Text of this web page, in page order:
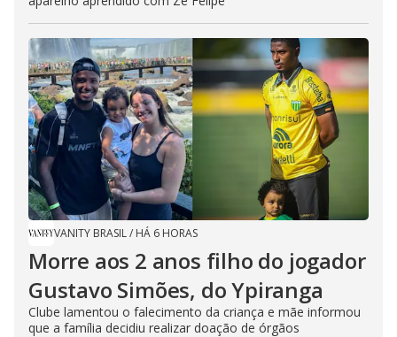
VANITY BRASIL/ HÁ 6 HORAS
Morre aos 2 anos filho do jogador
Gustavo Simões, do Ypiranga
Clube lamentou o falecimento da criança e mãe informou
que a família decidiu realizar doação de órgãos